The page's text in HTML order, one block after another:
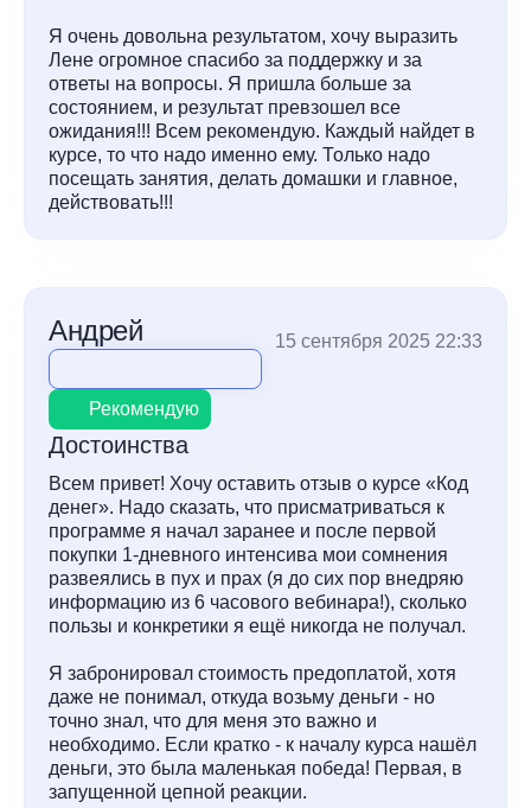
Я очень довольна результатом, хочу выразить
Лене огромное спасибо за поддержку и за
ответы на вопросы. Я пришла больше за
состоянием, и результат превзошел все
ожидания!!! Всем рекомендую. Каждый найдет в
курсе, то что надо именно ему. Только надо
посещать занятия, делать домашки и главное,
действовать!!!
Андрей 15 сентября 2025 22:33
Рекомендую
Достоинства
Всем привет! Хочу оставить отзыв о курсе «Код
денег». Надо сказать, что присматриваться к
программе я начал заранее и после первой
покупки 1-дневного интенсива мои сомнения
развеялись в пух и прах (я до сих пор внедряю
информацию из 6 часового вебинара!), сколько
пользы и конкретики я ещё никогда не получал.
Я забронировал стоимость предоплатой, хотя
даже не понимал, откуда возьму деньги - но
точно знал, что для меня это важно и
необходимо. Если кратко - к началу курса нашёл
деньги, это была маленькая победа! Первая, в
запущенной цепной реакции.